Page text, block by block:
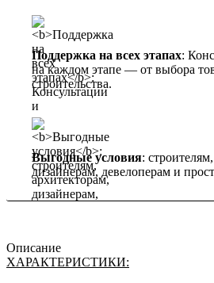
Поддержка на всех этапах:
на каждом этапе — от выбора
строительства.
Выгодные условия:
дизайнерам, девелоперам и
Описание
ХАРАКТЕРИСТИКИ: